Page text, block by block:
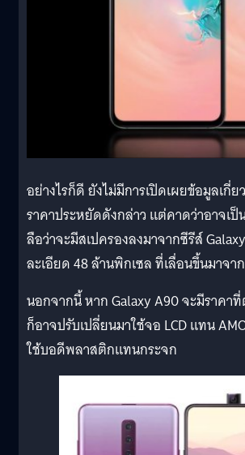
อย่างไรก็ดี ยังไม่มีการเปิดเผยข้อมูลเกี่
ราคาประหยัดดังกล่าว แต่คาดว่าอาจเป็
ลือว่าจะมีสเปครองลงมาจากซีรีส์
ละเอียด 48 ล้านพิกเซล ที่เลื่อนขึ้นมาจ
นอกจากนี้ หาก Galaxy A90 จะมีราคาที่
ก็อาจปรับเปลี่ยนมาใช้จอ LCD แทน
ใช้บอดีพลาสติกแทนกระจก